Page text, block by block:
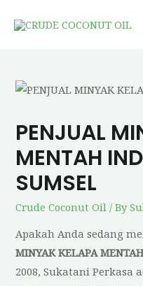
PENJUAL
MENTAH
SUMSEL
Crude Coconut Oil / By
Apakah Anda sedang
MINYAK KELAPA
2008, Sukatani